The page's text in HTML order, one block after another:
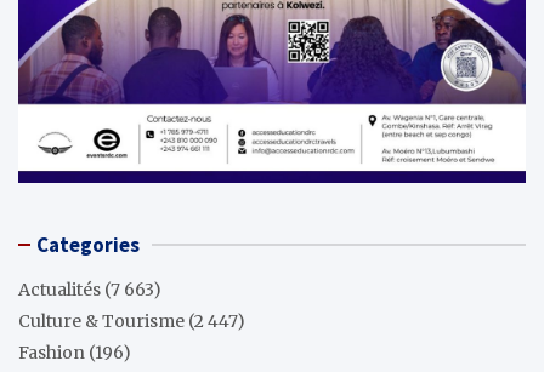
Categories
Actualités (7 663)
Culture & Tourisme (2 447)
Fashion (196)